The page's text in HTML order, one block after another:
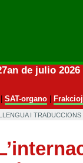
de julio
SAT-organo| Frakcioj
LLENGUA I